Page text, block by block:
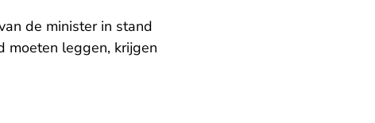
de minister in stand
moeten leggen, krijgen